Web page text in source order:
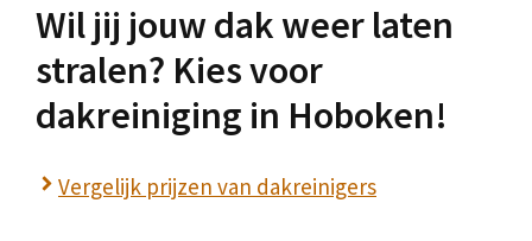
Wil jij jouw dak weer laten
stralen? Kies voor
dakreiniging in Hoboken!
Vergelijk prijzen van dakreinigers